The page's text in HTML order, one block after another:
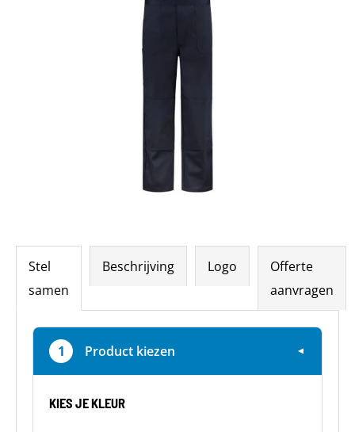
Stel
samen
Beschrijving Logo
Offerte
aanvragen
1 Product kiezen ▼
KIES JE KLEUR